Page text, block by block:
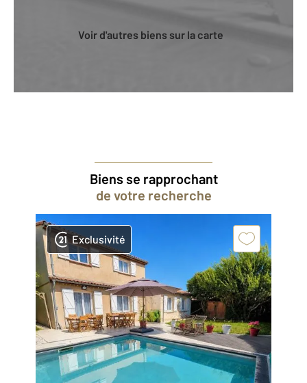
Voir d'autres biens sur la carte
Biens se rapprochant
de votre recherche
Exclusivité